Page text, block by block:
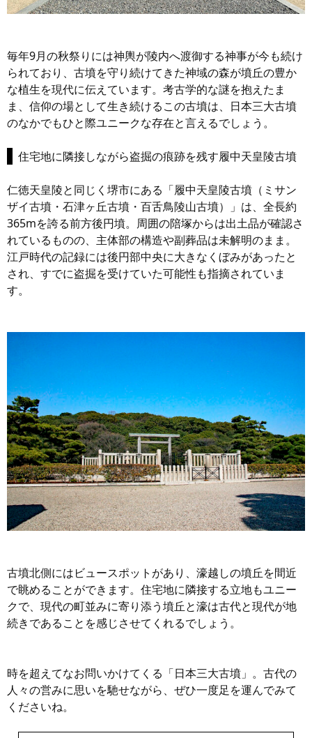
毎年9月の秋祭りには神輿が陵内へ渡御する神事が今も続け
られており、古墳を守り続けてきた神域の森が墳丘の豊か
な植生を現代に伝えています。考古学的な謎を抱えたま
ま、信仰の場として生き続けるこの古墳は、日本三大古墳
のなかでもひと際ユニークな存在と言えるでしょう。
住宅地に隣接しながら盗掘の痕跡を残す履中天皇陵古墳
仁徳天皇陵と同じく堺市にある「履中天皇陵古墳（ミサン
ザイ古墳・石津ヶ丘古墳・百舌鳥陵山古墳）」は、全長約
365mを誇る前方後円墳。周囲の陪塚からは出土品が確認さ
れているものの、主体部の構造や副葬品は未解明のまま。
江戸時代の記録には後円部中央に大きなくぼみがあったと
され、すでに盗掘を受けていた可能性も指摘されていま
す。
古墳北側にはビュースポットがあり、濠越しの墳丘を間近
で眺めることができます。住宅地に隣接する立地もユニー
クで、現代の町並みに寄り添う墳丘と濠は古代と現代が地
続きであることを感じさせてくれるでしょう。
時を超えてなお問いかけてくる「日本三大古墳」。古代の
人々の営みに思いを馳せながら、ぜひ一度足を運んでみて
くださいね。